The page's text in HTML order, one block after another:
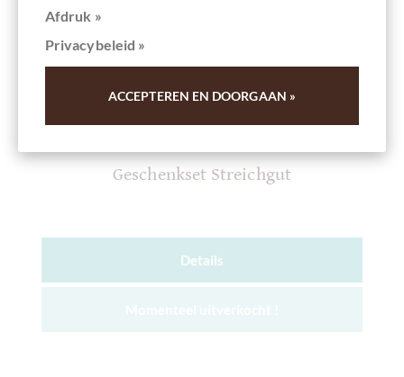
Geschenkset Streichgut
Details
Afdruk »
Privacybeleid »
ACCEPTEREN EN DOORGAAN »